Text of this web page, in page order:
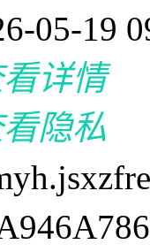
05-19
详情
隐私